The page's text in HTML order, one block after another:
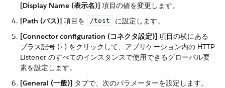
[Display Name (表示名)] ​ 項目の値を変更します。
[Path (パス)] ​ 項目を ​ /test
​ に設定します。
[Connector configuration (コネクタ設定)] ​ 項目の横にある
プラス記号 (​+​) をクリックして、アプリケーション内の HTTP
Listener のすべてのインスタンスで使用できるグローバル要
素を設定します。
[General (一般)] ​ タブで、次のパラメーターを設定します。